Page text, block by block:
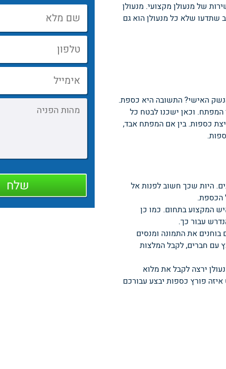
של מנעולן מקצועי. מנעולן
שתדעו שלא כל מנעולן הוא גם
האישי? התשובה היא כספת.
וכאן ישכנו לבטח כל
כספות. בין אם המפתח אבד,
היות שכך חשוב לפנות אל
הכספת.
המקצוע בתחום. כמו כן
עבור כך.
את התמונה ומנסים
עם חברים, לקבל המלצות
ירצה לקבל את מלוא
פורץ כספות יבצע עבורכם